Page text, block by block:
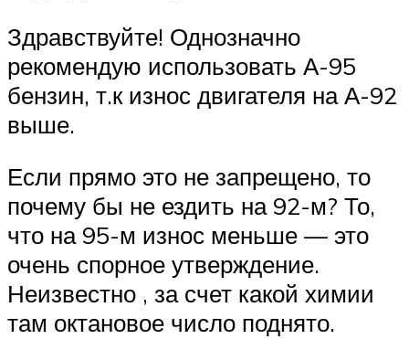
Здравствуйте! Однозначно
рекомендую использовать А-95
бензин, т.к износ двигателя на А-92
выше.
Если прямо это не запрещено, то
почему бы не ездить на 92-м? То,
что на 95-м износ меньше — это
очень спорное утверждение.
Неизвестно , за счет какой химии
там октановое число поднято.